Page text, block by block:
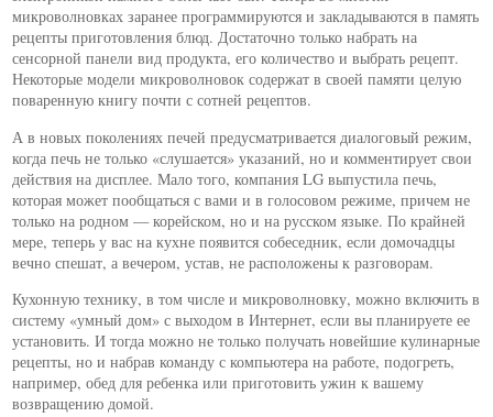
микроволновках заранее программируются и закладываются в память
рецепты приготовления блюд. Достаточно только набрать на
сенсорной панели вид продукта, его количество и выбрать рецепт.
Некоторые модели микроволновок содержат в своей памяти целую
поваренную книгу почти с сотней рецептов.
А в новых поколениях печей предусматривается диалоговый режим,
когда печь не только «слушается» указаний, но и комментирует свои
действия на дисплее. Мало того, компания LG выпустила печь,
которая может пообщаться с вами и в голосовом режиме, причем не
только на родном — корейском, но и на русском языке. По крайней
мере, теперь у вас на кухне появится собеседник, если домочадцы
вечно спешат, а вечером, устав, не расположены к разговорам.
Кухонную технику, в том числе и микроволновку, можно включить в
систему «умный дом» с выходом в Интернет, если вы планируете ее
установить. И тогда можно не только получать новейшие кулинарные
рецепты, но и набрав команду с компьютера на работе, подогреть,
например, обед для ребенка или приготовить ужин к вашему
возвращению домой.